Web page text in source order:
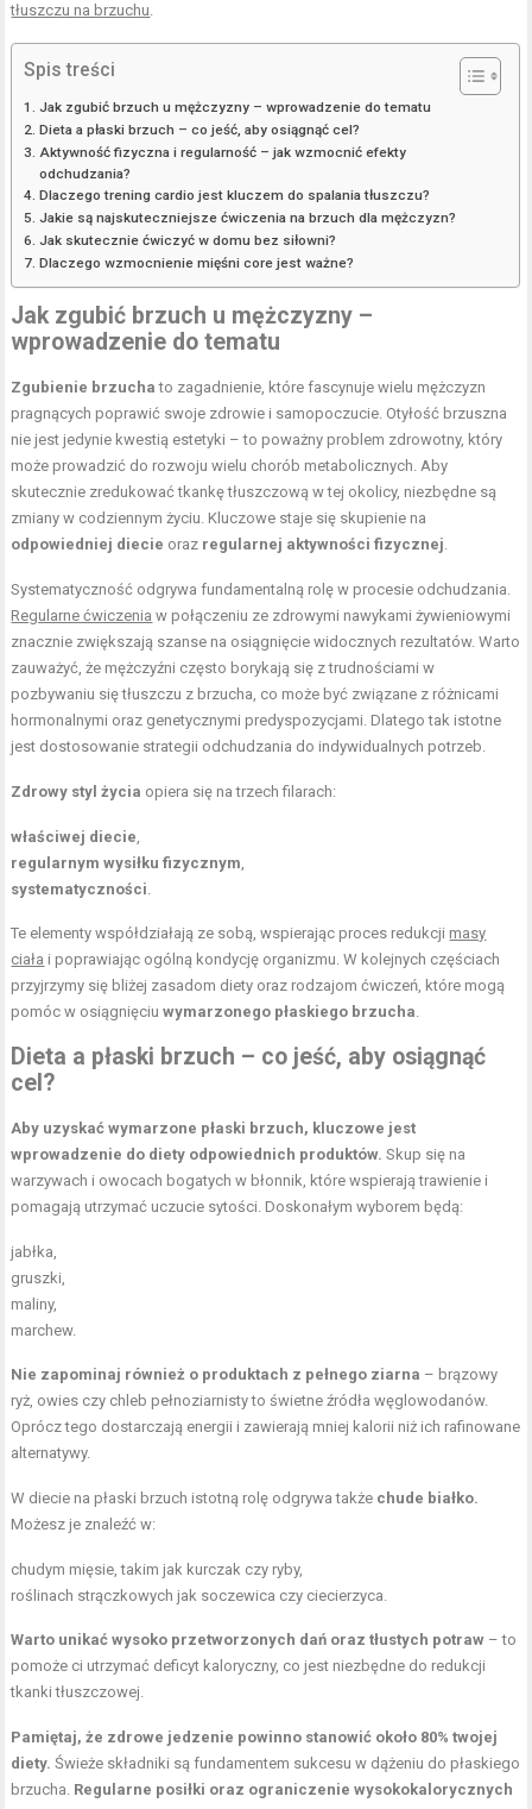
tłuszczu na brzuchu.
Spis treści
Jak zgubić brzuch u mężczyzny – wprowadzenie do tematu
Dieta a płaski brzuch – co jeść, aby osiągnąć cel?
Aktywność fizyczna i regularność – jak wzmocnić efekty
odchudzania?
Dlaczego trening cardio jest kluczem do spalania tłuszczu?
Jakie są najskuteczniejsze ćwiczenia na brzuch dla mężczyzn?
Jak skutecznie ćwiczyć w domu bez siłowni?
Dlaczego wzmocnienie mięśni core jest ważne?
Jak zgubić brzuch u mężczyzny –
wprowadzenie do tematu
Zgubienie brzucha to zagadnienie, które fascynuje wielu mężczyzn
pragnących poprawić swoje zdrowie i samopoczucie. Otyłość brzuszna
nie jest jedynie kwestią estetyki – to poważny problem zdrowotny, który
może prowadzić do rozwoju wielu chorób metabolicznych. Aby
skutecznie zredukować tkankę tłuszczową w tej okolicy, niezbędne są
zmiany w codziennym życiu. Kluczowe staje się skupienie na
odpowiedniej diecie oraz regularnej aktywności fizycznej.
Systematyczność odgrywa fundamentalną rolę w procesie odchudzania.
Regularne ćwiczenia w połączeniu ze zdrowymi nawykami żywieniowymi
znacznie zwiększają szanse na osiągnięcie widocznych rezultatów. Warto
zauważyć, że mężczyźni często borykają się z trudnościami w
pozbywaniu się tłuszczu z brzucha, co może być związane z różnicami
hormonalnymi oraz genetycznymi predyspozycjami. Dlatego tak istotne
jest dostosowanie strategii odchudzania do indywidualnych potrzeb.
Zdrowy styl życia opiera się na trzech filarach:
właściwej diecie,
regularnym wysiłku fizycznym,
systematyczności.
Te elementy współdziałają ze sobą, wspierając proces redukcji masy
ciała i poprawiając ogólną kondycję organizmu. W kolejnych częściach
przyjrzymy się bliżej zasadom diety oraz rodzajom ćwiczeń, które mogą
pomóc w osiągnięciuwymarzonego płaskiego brzucha.
Dieta a płaski brzuch – co jeść, aby osiągnąć
cel?
Aby uzyskać wymarzone płaski brzuch, kluczowe jest
wprowadzenie do diety odpowiednich produktów. Skup się na
warzywach i owocach bogatych w błonnik, które wspierają trawienie i
pomagają utrzymać uczucie sytości. Doskonałym wyborem będą:
jabłka,
gruszki,
maliny,
marchew.
Nie zapominaj również o produktach z pełnego ziarna – brązowy
ryż, owies czy chleb pełnoziarnisty to świetne źródła węglowodanów.
Oprócz tego dostarczają energii i zawierają mniej kalorii niż ich rafinowane
alternatywy.
W diecie na płaski brzuch istotną rolę odgrywa także chude białko.
Możesz je znaleźć w:
chudym mięsie, takim jak kurczak czy ryby,
roślinach strączkowych jak soczewica czy ciecierzyca.
Warto unikać wysoko przetworzonych dań oraz tłustych potraw – to
pomoże ci utrzymać deficyt kaloryczny, co jest niezbędne do redukcji
tkanki tłuszczowej.
Pamiętaj, że zdrowe jedzenie powinno stanowić około 80% twojej
diety. Świeże składniki są fundamentem sukcesu w dążeniu do płaskiego
brzucha. Regularne posiłki oraz ograniczenie wysokokalorycznych